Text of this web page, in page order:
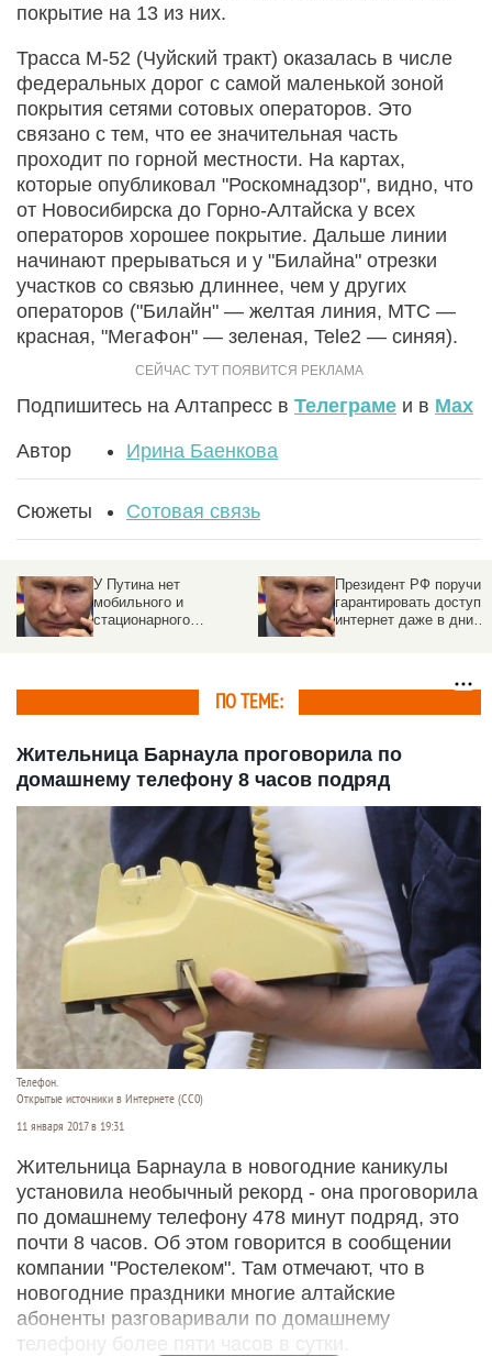
покрытие на 13 из них.
Трасса М-52 (Чуйский тракт) оказалась в числе
федеральных дорог с самой маленькой зоной
покрытия сетями сотовых операторов. Это
связано с тем, что ее значительная часть
проходит по горной местности. На картах,
которые опубликовал "Роскомнадзор", видно, что
от Новосибирска до Горно-Алтайска у всех
операторов хорошее покрытие. Дальше линии
начинают прерываться и у "Билайна" отрезки
участков со связью длиннее, чем у других
операторов ("Билайн" — желтая линия, МТС —
красная, "МегаФон" — зеленая, Tele2 — синяя).
Подпишитесь на Алтапресс в Телеграме и в Max
Автор Ирина Баенкова
Сюжеты Сотовая связь
У Путина нет
мобильного и
стационарного
Президент РФ поручил
гарантировать доступ в
интернет даже в дни
ПО ТЕМЕ:
Жительница Барнаула проговорила по
домашнему телефону 8 часов подряд
Телефон.
Открытые источники в Интернете (СС0)
11 января 2017 в 19:31
Жительница Барнаула в новогодние каникулы
установила необычный рекорд - она проговорила
по домашнему телефону 478 минут подряд, это
почти 8 часов. Об этом говорится в сообщении
компании "Ростелеком". Там отмечают, что в
новогодние праздники многие алтайские
абоненты разговаривали по домашнему
телефону более пяти часов в сутки.